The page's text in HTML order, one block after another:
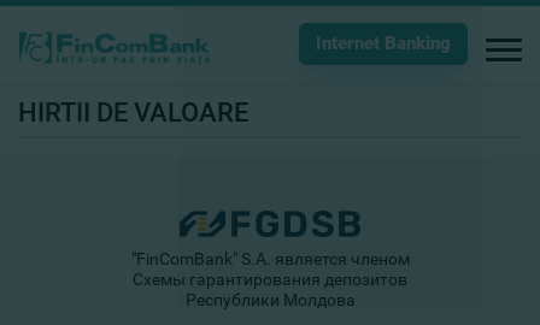
Internet Banking
HIRTII DE VALOARE
"FinComBank" S.A. является членом
Схемы гарантирования депозитов
Республики Молдова